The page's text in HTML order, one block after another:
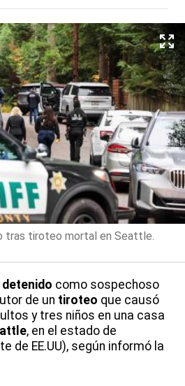
tras tiroteo mortal en Seattle.
detenido como sospechoso
de un tiroteo que causó
y tres niños en una casa
, en el estado de
de EE.UU), según informó la